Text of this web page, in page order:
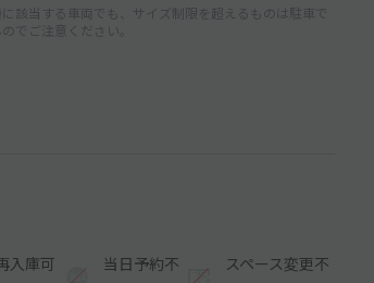
該当する車両でも、サイズ制限を超えるものは駐車で
のでご注意ください。
入庫可
当日予約不
スペース変更不